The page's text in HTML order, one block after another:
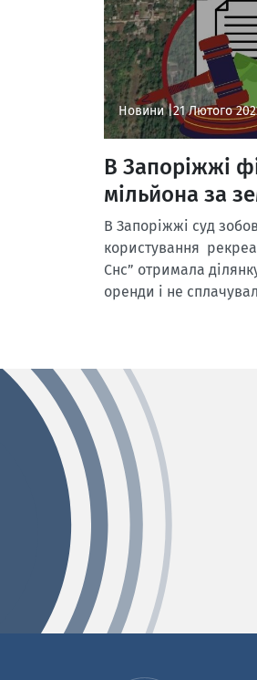
Новини |21 Лютого
В Запоріжжі
мільйона за
В Запоріжжі суд
користування
Снс” отримала
оренди і не